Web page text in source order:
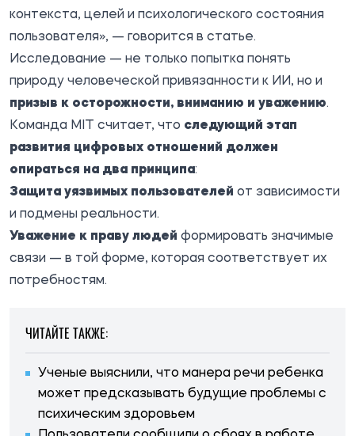
контекста, целей и психологического состояния
пользователя», — говорится в статье.
Исследование — не только попытка понять
природу человеческой привязанности к ИИ, но и
призыв к осторожности, вниманию и уважению.
Команда MIT считает, что следующий этап
развития цифровых отношений должен
опираться на два принципа:
Защита уязвимых пользователей от зависимости
и подмены реальности.
Уважение к праву людей формировать значимые
связи — в той форме, которая соответствует их
потребностям.
ЧИТАЙТЕ ТАКЖЕ:
Ученые выяснили, что манера речи ребенка
может предсказывать будущие проблемы с
психическим здоровьем